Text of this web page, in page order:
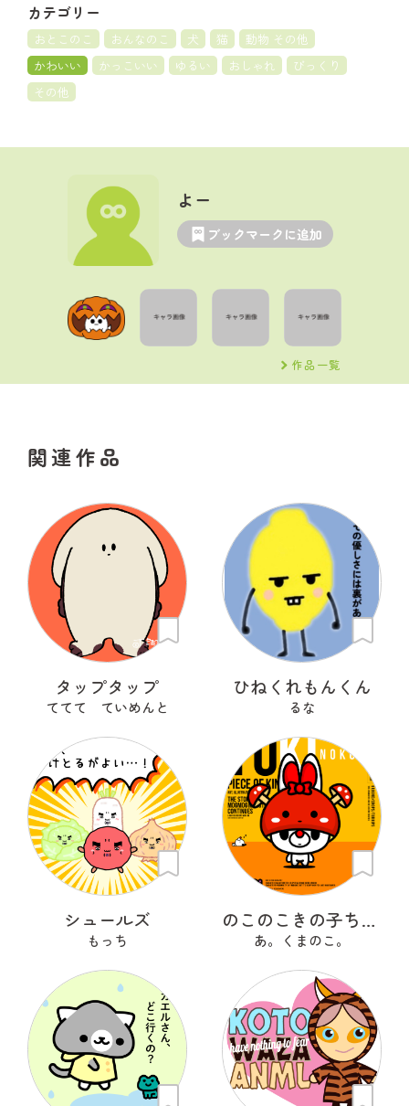
カテゴリー
おとこのこ おんなのこ 犬 猫
動物 その他
かわいい
かっこいい ゆるい おしゃれ
びっくり
その他
よー
ブックマークに追加
作品一覧
関連作品
タップタップ
ててて ていめんと
ひねくれもんくん
るな
シュールズ
もっち
のこのこきの子ちゃん
あ。くまのこ。